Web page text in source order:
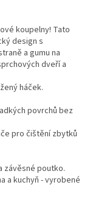
koupelny! Tato
design s
a gumu na
dveří a
háček.
povrchů bez
pro čištění zbytků
závěsné poutko.
a kuchyň - vyrobené